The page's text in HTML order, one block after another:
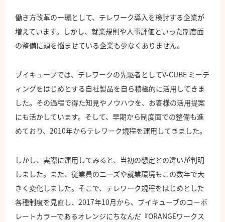
働き方改革の一環として、テレワーク導入を検討する企業が
増えています。しかし、就業規則や人事評価といった制度面
の整備に頭を悩ませている企業も少なくありません。
ブイキューブでは、テレワークの先駆者としてV-CUBE ミーテ
ィングをはじめとする自社製品を自ら積極的に活用してきま
した。その過程で得た知見やノウハウを、お客様の活用提案
にも活かしています。そして、早期から制度面での整備も進
めており、2010年からテレワーク規程を運用してきました。
しかし、実際に運用してみると、当初の想定との違いが判明
しました。また、従業員のニーズや就業環境もこの数年で大
きく変化しました。そこで、テレワーク規程をはじめとした
各種制度を見直し、2017年10月から、ブイキューブのコーポ
レートカラーであるオレンジにちなんだ『ORANGEワークス